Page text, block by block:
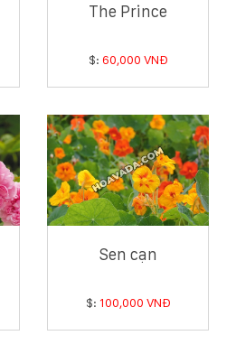
The Prince
$: 60,000 VNĐ
Sen cạn
$: 100,000 VNĐ